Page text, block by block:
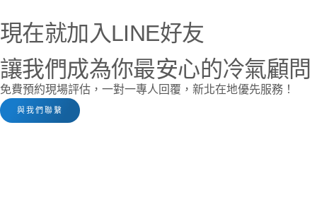
現在就加入LINE好友
讓我們成為你最安心的冷氣顧問
免費預約現場評估，一對一專人回覆，新北在地優先服務！
與我們聯繫